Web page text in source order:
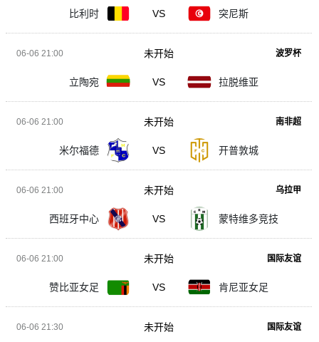
比利时 VS 突尼斯
06-06 21:00 波罗杯
立陶宛 VS 拉脱维亚
未开始
06-06 21:00 南非超
米尔福德 VS 开普敦城
未开始
06-06 21:00 乌拉甲
西班牙中心 VS 蒙特维多竞技
未开始
06-06 21:00 国际友谊
赞比亚女足 VS 肯尼亚女足
未开始
06-06 21:30 国际友谊
未开始